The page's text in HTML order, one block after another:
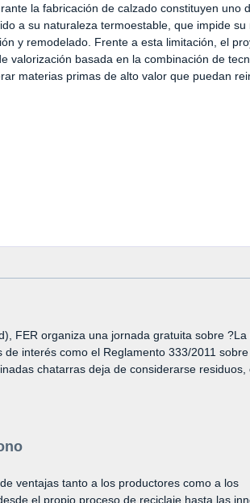
la fabricación de calzado constituyen uno
a su naturaleza termoestable, que impide su
y remodelado. Frente a esta limitación, el
valorización basada en la combinación de
materias primas de alto valor que puedan
FER organiza una jornada gratuita sobre ?La
interés como el Reglamento 333/2011
chatarras deja de considerarse residuos,
ventajas tanto a los productores como a los
el propio proceso de reciclaje hasta las